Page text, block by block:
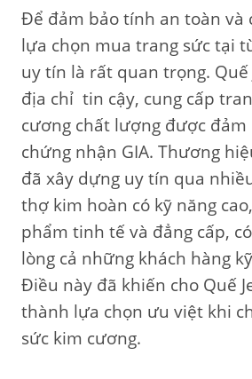
Để đảm bảo tính an toàn và
lựa chọn mua trang sức tại
uy tín là rất quan trọng.
địa chỉ tin cậy, cung cấp
cương chất lượng được đảm
chứng nhận GIA. Thương
đã xây dựng uy tín qua
thợ kim hoàn có kỹ năng
phẩm tinh tế và đẳng cấp,
lòng cả những khách hàng
Điều này đã khiến cho Quế
thành lựa chọn ưu việt khi
sức kim cương.